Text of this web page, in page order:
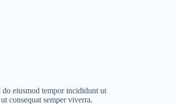
eiusmod tempor incididunt ut
consequat semper viverra.